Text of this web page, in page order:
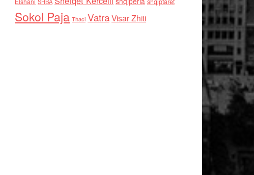
Sokol Paja Thaci VatraVisar Zhiti